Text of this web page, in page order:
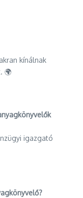
kínálnak
🌍
igazgató